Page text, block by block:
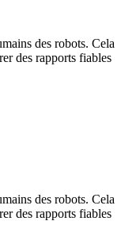
des robots. Cela
des rapports fiables
des robots. Cela
des rapports fiables